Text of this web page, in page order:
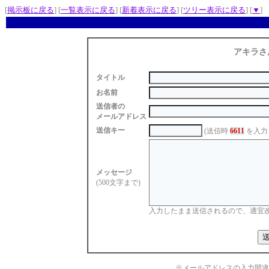
[掲示板に戻る] [一覧表示に戻る] [新着表示に戻る] [ツリー表示に戻る] [▼ ]
アキラさ
タイトル
お名前
送信者の
メールアドレス
送信キー
(送信時 6611を入力
メッセージ
(500文字まで)
入力したまま送信されるので、適宜